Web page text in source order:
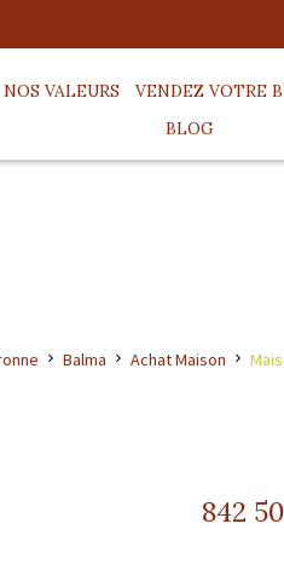
NOS VALEURS VENDEZ VOTRE
BLOG
Balma Achat Maison
842